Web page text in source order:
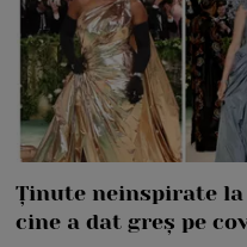
Ținute neinspirate la
cine a dat greș pe